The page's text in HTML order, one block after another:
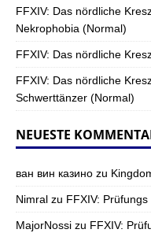
FFXIV: Das nördliche
Nekrophobia (Normal)
FFXIV: Das nördliche
FFXIV: Das nördliche
Schwerttänzer (Normal)
NEUESTE
ван вин казино zu
Nimral zu FFXIV:
MajorNossi zu FFXIV: